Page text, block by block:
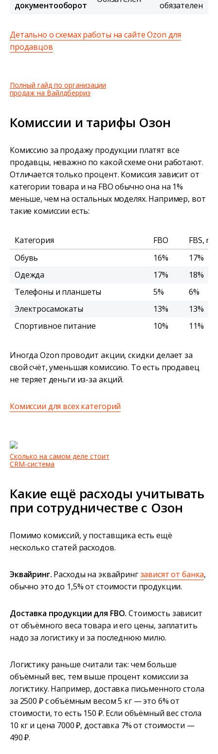
документооборот обязателен
Детально о схемах работы на сайте Ozon для
продавцов
Полный гайд по организации
продаж на Вайлдберриз
Комиссии и тарифы Озон
Комиссию за продажу продукции платят все
продавцы, неважно по какой схеме они работают.
Отличается только процент. Комиссия зависит от
категории товара и на FBO обычно она на 1%
меньше, чем на остальных моделях. Например, вот
такие комиссии есть:
Категория FBO
FBS,
Обувь
16%
17%
Одежда
17%
18%
Телефоны и планшеты
5%
6%
Электросамокаты
13%
13%
Спортивное питание
10% 11%
Иногда Ozon проводит акции, скидки делает за
свой счёт, уменьшая комиссию. То есть продавец
не теряет деньги из-за акций.
Комиссии для всех категорий
Сколько на самом деле стоит
CRM-система
Какие ещё расходы учитывать
при сотрудничестве с Озон
Помимо комиссий, у поставщика есть ещё
несколько статей расходов.
Эквайринг. Расходы на эквайрингзависят от банка,
обычно это до 1,5% от стоимости продукции.
Доставка продукции для FBO.Стоимость зависит
от объёмного веса товара и его цены, заплатить
надо за логистику и за последнюю милю.
Логистику раньше считали так: чем больше
объёмный вес, тем выше процент комиссии за
логистику. Например, доставка письменного стола
за 2500 ₽ с объёмным весом 5 кг — это 6% от
стоимости, то есть 150 ₽. Если объёмный вес стола
10 кг и цена 7000 ₽, доставка 7% от стоимости —
490 ₽.